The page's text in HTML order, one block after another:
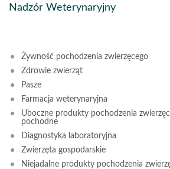
Nadzór Weterynaryjny
Żywność pochodzenia zwierzęcego
Zdrowie zwierząt
Pasze
Farmacja weterynaryjna
Uboczne produkty pochodzenia
pochodne
Diagnostyka laboratoryjna
Zwierzęta gospodarskie
Niejadalne produkty pochodzenia